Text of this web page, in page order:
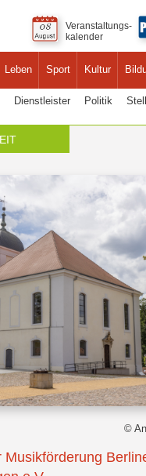
Leben Sport Kultur
Veranstaltungs-
kalender
Dienstleister Politik
©
Musikförderung